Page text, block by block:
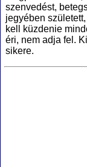
szenvedést,
jegyében
kell küzdenie
éri, nem adja fel.
sikere.